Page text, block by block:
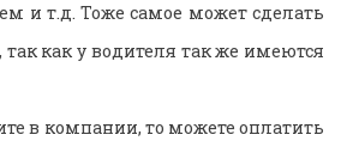
и т.д. Тоже самое может сделать
так как у водителя так же имеются
в компании, то можете оплатить